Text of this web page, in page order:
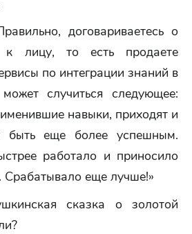
договариваетесь о
к лицу, то есть продаете
по интеграции знаний в
случиться следующее:
навыки, приходят и
быть еще более успешным.
работало и приносило
Срабатывало еще лучше!»
сказка о золотой